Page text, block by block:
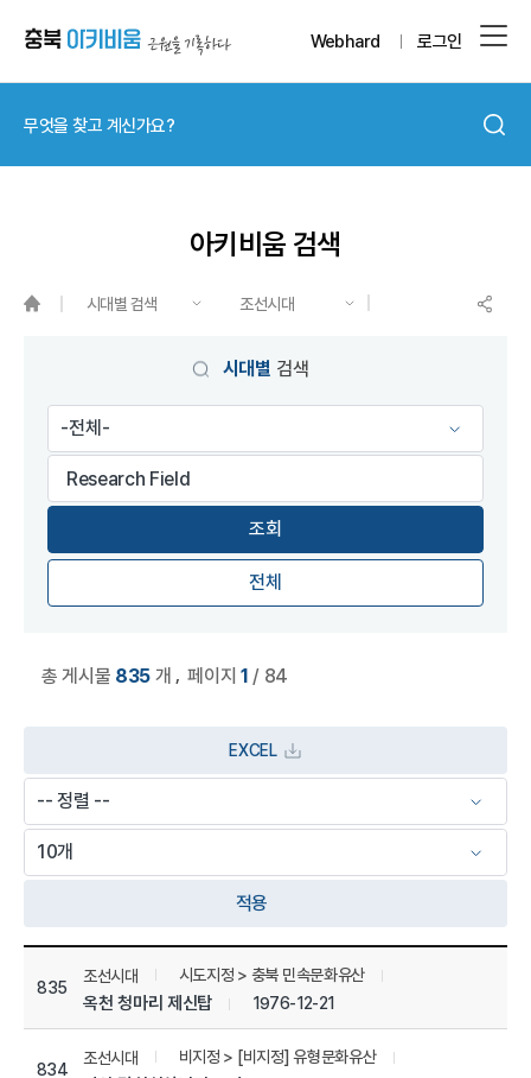
Webhard 로그인
아키비움 검색
시대별 검색 조선시대
시대별 검색
전체
총 게시물 835 개 ,페이지 1 / 84
EXCEL
적용
상세정보 관리 목록
835
조선시대 시도지정 > 충북 민속문화유산
옥천 청마리 제신탑 1976-12-21
834
조선시대 비지정 > [비지정] 유형문화유산